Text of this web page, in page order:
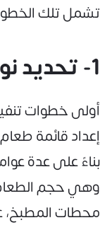
تشمل تلك
1- تحديد نوع قائمة الطعام
أولى خطوات
إعداد قائمة
بناءً على عدة
وهي حجم
محطات المطبخ،